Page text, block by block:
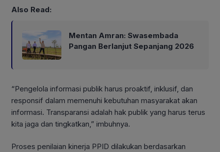
Also Read:
Mentan Amran: Swasembada
Pangan Berlanjut Sepanjang 2026
“Pengelola informasi publik harus proaktif, inklusif, dan
responsif dalam memenuhi kebutuhan masyarakat akan
informasi. Transparansi adalah hak publik yang harus terus
kita jaga dan tingkatkan,” imbuhnya.
Proses penilaian kinerja PPID dilakukan berdasarkan